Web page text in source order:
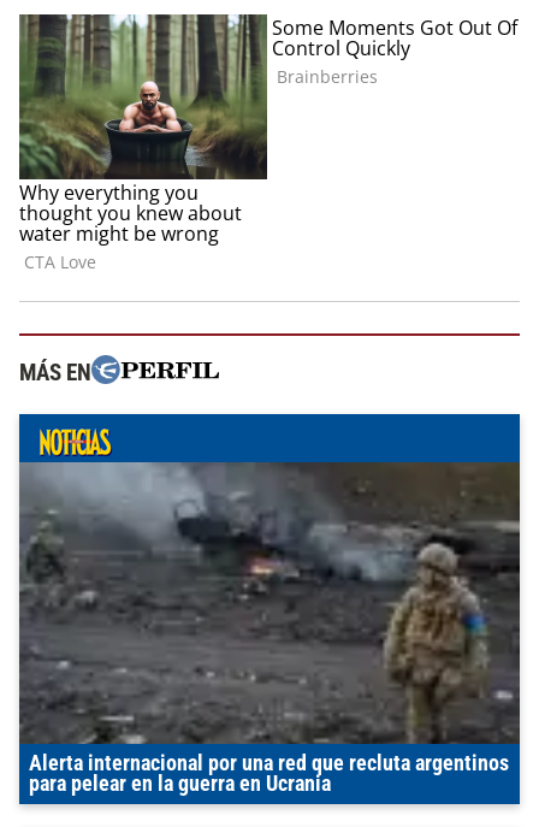
MÁS EN
Alerta internacional por una red que recluta argentinos
para pelear en la guerra en Ucrania